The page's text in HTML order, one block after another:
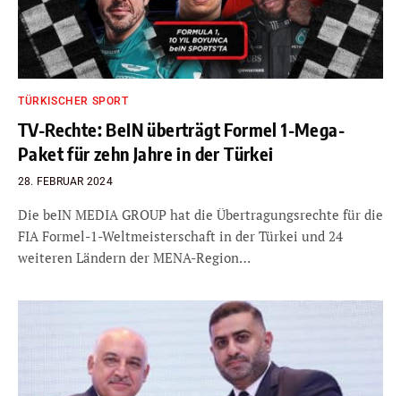
TÜRKISCHER SPORT
TV-Rechte: BeIN überträgt Formel 1-Mega-
Paket für zehn Jahre in der Türkei
28. FEBRUAR 2024
Die beIN MEDIA GROUP hat die Übertragungsrechte für die
FIA Formel-1-Weltmeisterschaft in der Türkei und 24
weiteren Ländern der MENA-Region…